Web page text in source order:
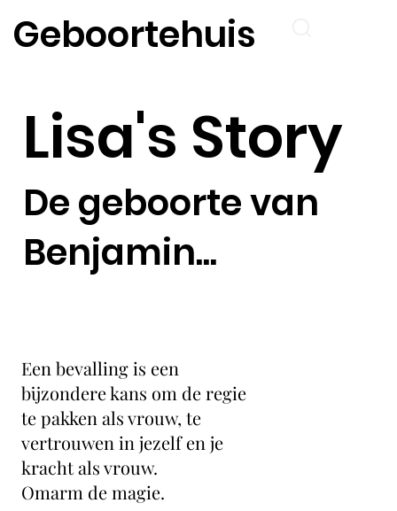
Geboortehuis
Een bevalling is een
bijzondere kans om de regie
te pakken als vrouw, te
vertrouwen in jezelf en je
kracht als vrouw.
Omarm de magie.
Lisa's Story
De geboorte van
Benjamin...